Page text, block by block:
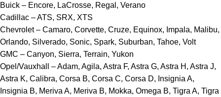
Buick – Encore, LaCrosse, Regal, Verano
Cadillac – ATS, SRX, XTS
Chevrolet – Camaro, Corvette, Cruze, Equinox, Impala, Malibu,
Orlando, Silverado, Sonic, Spark, Suburban, Tahoe, Volt
GMC – Canyon, Sierra, Terrain, Yukon
Opel/Vauxhall – Adam, Agila, Astra F, Astra G, Astra H, Astra J,
Astra K, Calibra, Corsa B, Corsa C, Corsa D, Insignia A,
Insignia B, Meriva A, Meriva B, Mokka, Omega B, Tigra A, Tigra